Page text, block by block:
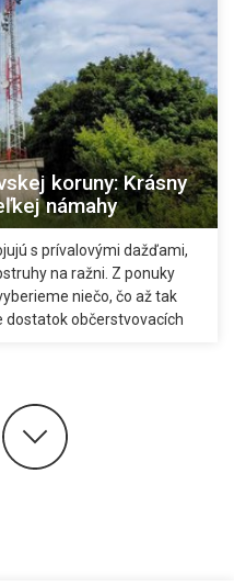
koruny: Krásny
námahy
s prívalovými dažďami,
na ražni. Z ponuky
niečo, čo až tak
dostatok občerstvovacích